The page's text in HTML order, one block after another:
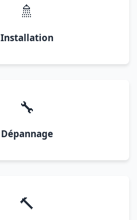
🚿
Installation
🔧
Dépannage
🔨